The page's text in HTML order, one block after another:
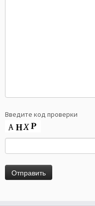
Введите код проверки